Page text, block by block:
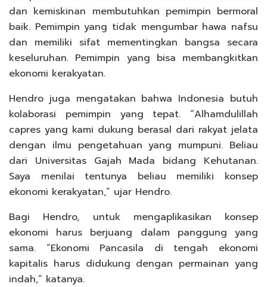
dan kemiskinan membutuhkan pemimpin bermoral
baik. Pemimpin yang tidak mengumbar hawa nafsu
dan memiliki sifat mementingkan bangsa secara
keseluruhan. Pemimpin yang bisa membangkitkan
ekonomi kerakyatan.
Hendro juga mengatakan bahwa Indonesia butuh
kolaborasi pemimpin yang tepat. “Alhamdulillah
capres yang kami dukung berasal dari rakyat jelata
dengan ilmu pengetahuan yang mumpuni. Beliau
dari Universitas Gajah Mada bidang Kehutanan.
Saya menilai tentunya beliau memiliki konsep
ekonomi kerakyatan,” ujar Hendro.
Bagi Hendro, untuk mengaplikasikan konsep
ekonomi harus berjuang dalam panggung yang
sama. “Ekonomi Pancasila di tengah ekonomi
kapitalis harus didukung dengan permainan yang
indah,” katanya.